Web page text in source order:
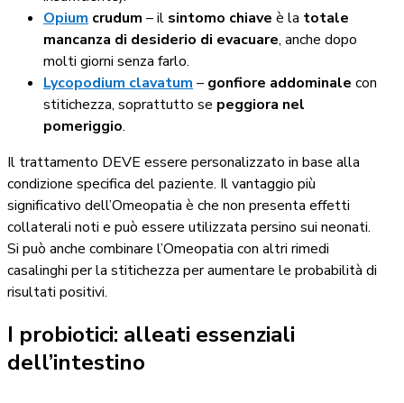
Opium crudum – il sintomo chiave è la totale
mancanza di desiderio di evacuare, anche dopo
molti giorni senza farlo.
Lycopodium clavatum – gonfiore addominale con
stitichezza, soprattutto se peggiora nel
pomeriggio.
Il trattamento DEVE essere personalizzato in base alla
condizione specifica del paziente. Il vantaggio più
significativo dell’Omeopatia è che non presenta effetti
collaterali noti e può essere utilizzata persino sui neonati.
Si può anche combinare l’Omeopatia con altri rimedi
casalinghi per la stitichezza per aumentare le probabilità di
risultati positivi.
I probiotici: alleati essenziali
dell’intestino